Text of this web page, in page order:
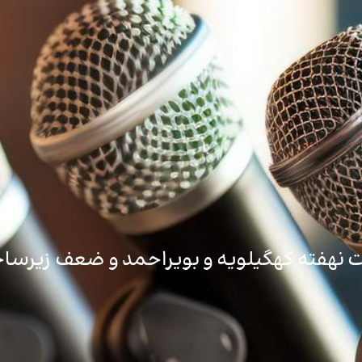
نهفته کهگیلویه و بویراحمد و ضعف